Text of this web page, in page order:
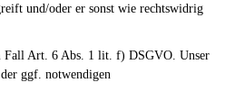
und/oder er sonst wie rechtswidrig
Fall Art. 6 Abs. 1 lit. f) DSGVO. Unser
ggf. notwendigen